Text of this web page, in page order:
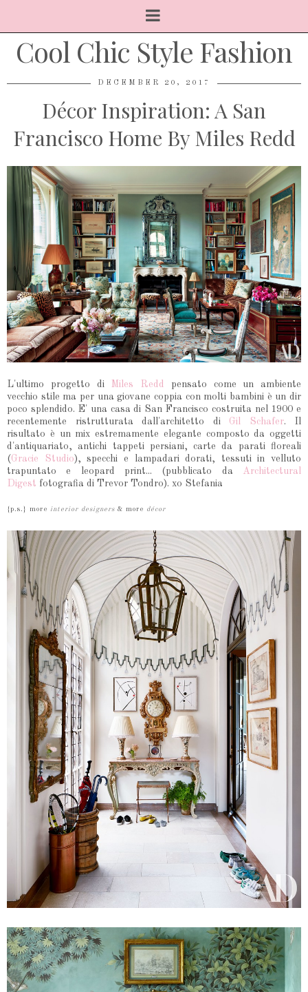
Cool Chic Style Fashion
DECEMBER 20, 2017
Décor Inspiration: A San
Francisco Home By Miles Redd
L'ultimo progetto di Miles Redd pensato come un ambiente
vecchio stile ma per una giovane coppia con molti bambini è un dir
poco splendido. E' una casa di San Francisco costruita nel 1900 e
recentemente ristrutturata dall'architetto di Gil Schafer. Il
risultato è un mix estremamente elegante composto da oggetti
d'antiquariato, antichi tappeti persiani, carte da parati floreali
(Gracie Studio), specchi e lampadari dorati, tessuti in velluto
trapuntato e leopard print... (pubblicato da Architectural
Digest fotografia di Trevor Tondro). xo Stefania
{p.s.} more interior designers & more décor